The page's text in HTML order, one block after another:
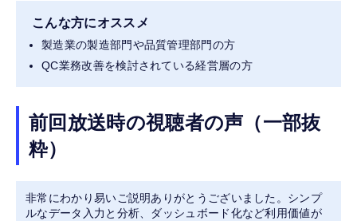
こんな方にオススメ
製造業の製造部門や品質管理部門の方
QC業務改善を検討されている経営層の方
前回放送時の視聴者の声（一部抜
粋）
非常にわかり易いご説明ありがとうございました。シンプ
ルなデータ入力と分析、ダッシュボード化など利用価値が